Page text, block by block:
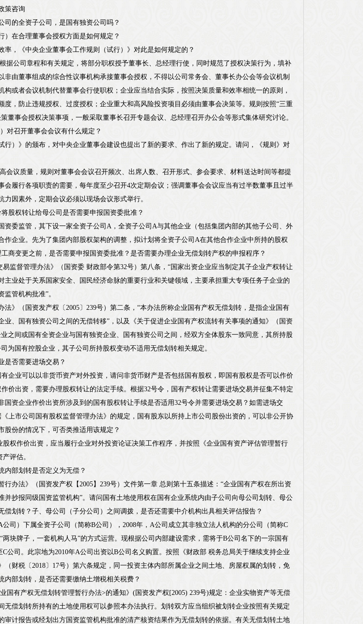
策咨询
司的全资子公司，是国有独资公司吗？
）在合理董事会授权方面是如何规定？
率，《中央企业董事会工作规则（试行）》对此是如何规定的？
据公司章程和有关规定，将部分职权授予董事长、总经理行使，同时规范了授权决策行为，填补
非由董事组成的综合性议事机构承接董事会授权，不得以公司常务会、董事长办公会等会议机制
或者会议机制代替董事会行使职权；企业应当结合实际，按照决策质量和效率相统一的原则，
度，防止违规授权、过度授权；企业重大和高风险投资项目必须由董事会决策等。规则按照“三重
董事会授权决策事项，一般采取董事长召开专题会议、总经理召开办公会等形式集体研究讨论。
对召开董事会会议有什么规定？
行）》的颁布，对中央企业董事会建设也提出了新的要求、作出了新的规定。请问，《规则》对
会议质量，规则对董事会会议召开频次、出席人数、召开形式、参会要求、材料送达时间等都提
会履行各项职责的需要，每年度至少召开4次定期会议；强调董事会会议应当有过半数董事且过半
因素外，定期会议必须以现场会议形式举行。
股权转让给母公司是否需要申报国资委批准？
资委监管，其下设一家全资子公司A，全资子公司A与其他企业（包括集团内部的其他子公司、外
作企业。先为了集团内部股权架构的调整，拟计划将全资子公司A在其他合作企业中所持的股权
商变更之前，是否需要申报国资委批准？是否需要办理企业无偿划转产权的申报程序？
监督管理办法》（国资委 财政部令第32号）第八条，“国家出资企业应当制定其子企业产权转让
主业处于关系国家安全、国民经济命脉的重要行业和关键领域，主要承担重大专项任务子企业的
管机构批准”。
》（国资发产权〔2005〕239号）第二条，“本办法所称企业国有产权无偿划转，是指企业国有
业、国有独资公司之间的无偿转移”，以及《关于促进企业国有产权流转有关事项的通知》（国资
之间或国有全资企业与国有独资企业、国有独资公司之间，经双方全体股东一致同意，其所持股
为国有控股企业，其子公司所持股权变动不适用无偿划转相关规定。
是否需要进场交易？
企业可以以非货币资产对外投资，请问非货币财产是否包括国有股权，即国有股权是否可以作价
价出资，需要办理股权转让的法定手续。根据32号令，国有产权转让需要进场交易并征集不特定
国资企业作价出资所涉及到的国有股权转让手续是否适用32号令并需要进场交易？如需进场交
上市公司国有股权监督管理办法》的规定，国有股东以所持上市公司股份出资的，可以非公开协
股份的情况下，可否类推适用该规定？
股权作价出资，应当履行企业对外投资论证决策工作程序，并按照《企业国有资产评估管理暂行
评估。
内部划转是否定义为无偿？
行办法》（国资发产权【2005】239号）文件第一章 总则第十五条描述：“企业国有产权在所出资
并抄报同级国资监管机构”。请问国有土地使用权在国有企业系统内由子公司向母公司划转、母公
偿划转？子、母公司（子分公司）之间调拨，是否还需要中介机构出具相关评估报告？
司）下属全资子公司（简称B公司），2008年，A公司成立其非独立法人机构的分公司（简称C
块牌子，一套机构人马”的方式运营。现根据公司内部建设需求，需将于B公司名下的一宗国有
公司。此宗地为2010年A公司出资以B公司名义购置。按照《财政部 税务总局关于继续支持企业
（财税〔2018〕17号）第六条规定，同一投资主体内部所属企业之间土地、房屋权属的划转，免
内部划转，是否还需要缴纳土增税相关税费？
国有产权无偿划转管理暂行办法>的通知》(国资发产权[2005) 239号)规定：企业实物资产等无偿
无偿划转所持有的土地使用权可以参照本办法执行。划转双方应当组织被划转企业按照有关规定
审计报告或经划出方国资监管机构批准的清产核资结果作为无偿划转的依据。有关无偿划转土地